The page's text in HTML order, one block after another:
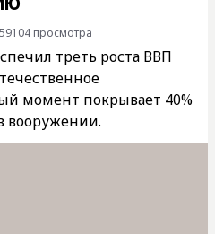
59104 просмотра
треть роста ВВП
момент покрывает 40%
вооружении.